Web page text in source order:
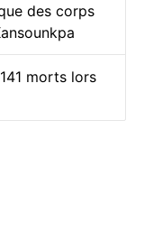
des corps
morts lors